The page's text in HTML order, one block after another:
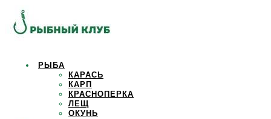
РЫБА
КАРАСЬ
КАРП
КРАСНОПЕРКА
ЛЕЩ
ОКУНЬ